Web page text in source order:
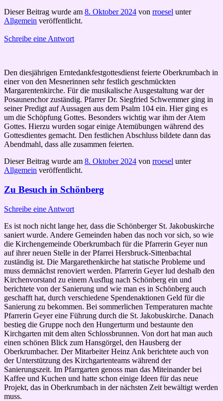
Dieser Beitrag wurde am 8. Oktober 2024 von rroesel unter
Allgemein veröffentlicht.
Schreibe eine Antwort
Den diesjährigen Erntedankfestgottesdienst feierte Oberkrumbach in
einer von den Mesnerinnen sehr festlich geschmückten
Margarentenkirche. Für die musikalische Ausgestaltung war der
Posaunenchor zuständig. Pfarrer Dr. Siegfried Schwemmer ging in
seiner Predigt auf Aussagen aus dem Psalm 104 ein. Hier ging es
um die Schöpfung Gottes. Besonders wichtig war ihm der Atem
Gottes. Hierzu wurden sogar einige Atemübungen während des
Gottesdientes gemacht. Den festlichen Abschluss bildete dann das
Abendmahl, dass alle zusammen feierten.
Dieser Beitrag wurde am 8. Oktober 2024 von rroesel unter
Allgemein veröffentlicht.
Zu Besuch in Schönberg
Schreibe eine Antwort
Es ist noch nicht lange her, dass die Schönberger St. Jakobuskirche
saniert wurde. Andere Gemeinden haben das noch vor sich, so wie
die Kirchengemeinde Oberkrumbach für die Pfarrerin Geyer nun
auf ihrer neuen Stelle in der Pfarrei Hersbruck-Sittenbachtal
zuständig ist. Die Margarethenkirche hat statische Probleme und
muss demnächst renoviert werden. Pfarrerin Geyer lud deshalb den
Kirchenvorstand zu einem Ausflug nach Schönberg ein und
berichtete von der Sanierung und wie man es in Schönberg auch
geschafft hat, durch verschiedene Spendenaktionen Geld für die
Sanierung zu bekommen. Bei sommerlichen Temperaturen machte
Pfarrerin Geyer eine Führung durch die St. Jakobuskirche. Danach
bestieg die Gruppe noch den Hungerturm und bestaunte den
Kirchgarten mit dem alten Schlossbrunnen. Von dort hat man auch
einen schönen Blick zum Hansgörgel, den Hausberg der
Oberkrumbacher. Der Mitarbeiter Heinz Ank berichtete auch von
der Unterstützung des Kirchgartenteams während der
Sanierungszeit. Im Pfarrgarten genoss man das Miteinander bei
Kaffee und Kuchen und hatte schon einige Ideen für das neue
Projekt, das in Oberkrumbach in der nächsten Zeit bewältigt werden
muss.